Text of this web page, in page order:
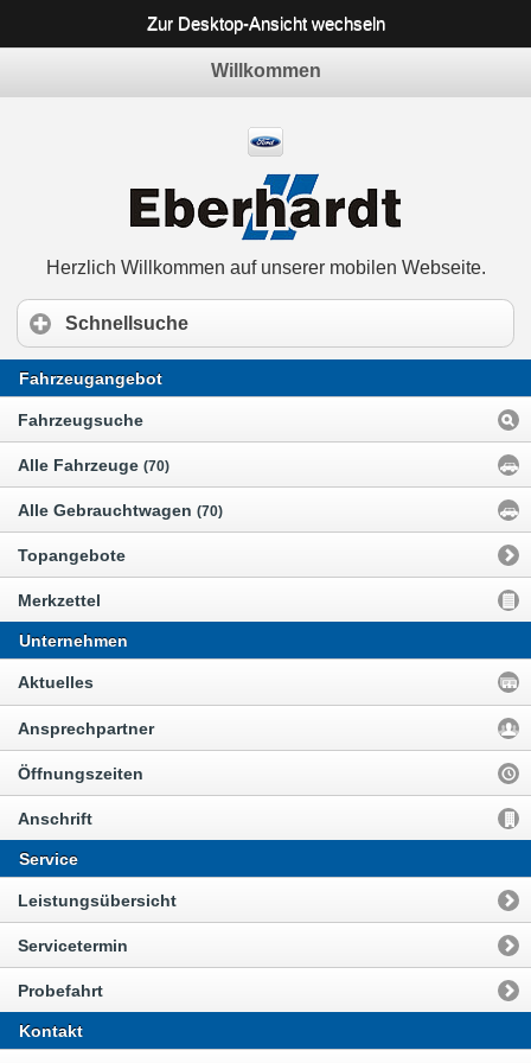
Zur Desktop-Ansicht wechseln
Willkommen
Herzlich Willkommen auf unserer mobilen Webseite.
Schnellsuche
Fahrzeugangebot
Fahrzeugsuche
Alle Fahrzeuge (70)
Alle Gebrauchtwagen (70)
Topangebote
Merkzettel
Unternehmen
Aktuelles
Ansprechpartner
Öffnungszeiten
Anschrift
Service
Leistungsübersicht
Servicetermin
Probefahrt
Kontakt